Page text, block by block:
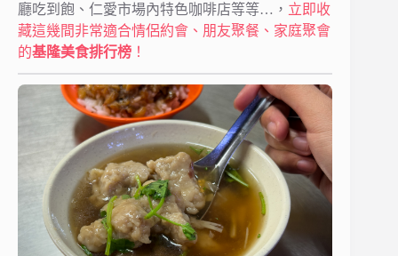
廳吃到飽、仁愛市場內特色咖啡店等等…， 立即收
藏這幾間非常適合情侶約會、朋友聚餐、家庭聚會
的基隆美食排行榜 ！